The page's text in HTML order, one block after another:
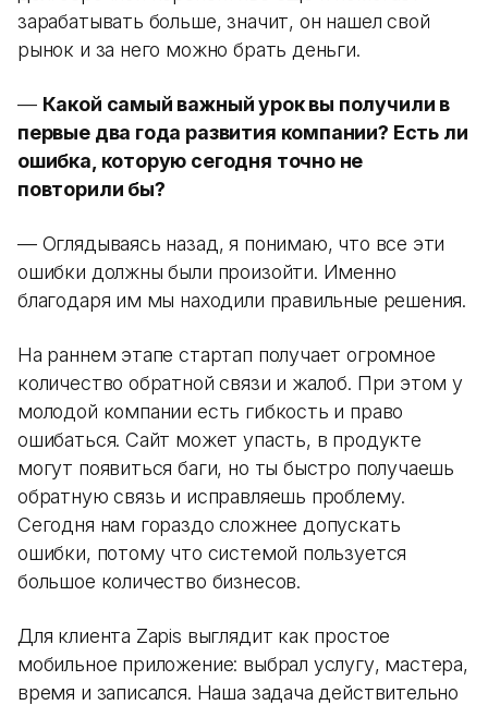
зарабатывать больше, значит, он нашел свой
рынок и за него можно брать деньги.
— Какой самый важный урок вы получили в
первые два года развития компании? Есть ли
ошибка, которую сегодня точно не
повторили бы?
— Оглядываясь назад, я понимаю, что все эти
ошибки должны были произойти. Именно
благодаря им мы находили правильные решения.
На раннем этапе стартап получает огромное
количество обратной связи и жалоб. При этом у
молодой компании есть гибкость и право
ошибаться. Сайт может упасть, в продукте
могут появиться баги, но ты быстро получаешь
обратную связь и исправляешь проблему.
Сегодня нам гораздо сложнее допускать
ошибки, потому что системой пользуется
большое количество бизнесов.
Для клиента Zapis выглядит как простое
мобильное приложение: выбрал услугу, мастера,
время и записался. Наша задача действительно